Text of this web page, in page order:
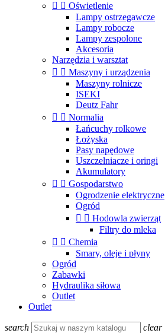
  Oświetlenie
Lampy ostrzegawcze
Lampy robocze
Lampy zespolone
Akcesoria
Narzędzia i warsztat
  Maszyny i urządzenia
Maszyny rolnicze
ISEKI
Deutz Fahr
  Normalia
Łańcuchy rolkowe
Łożyska
Pasy napędowe
Uszczelniacze i oringi
Akumulatory
  Gospodarstwo
Ogrodzenie elektryczne
Ogród
  Hodowla zwierząt
Filtry do mleka
  Chemia
Smary, oleje i płyny
Ogród
Zabawki
Hydraulika siłowa
Outlet
Outlet
search clear